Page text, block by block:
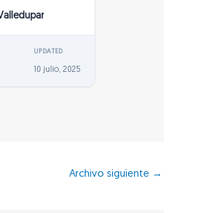
UPDATED
10 julio, 2025
Archivo siguiente →